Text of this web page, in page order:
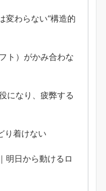
変わらない“構造的
ト）がかみ合わな
になり、疲弊する
り着けない
明日から動けるロ